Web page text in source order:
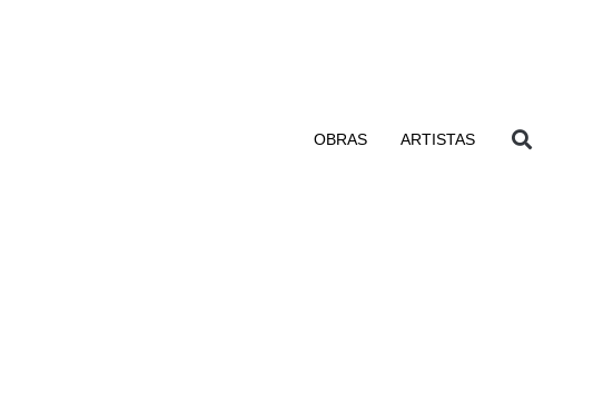
OBRAS ARTISTAS